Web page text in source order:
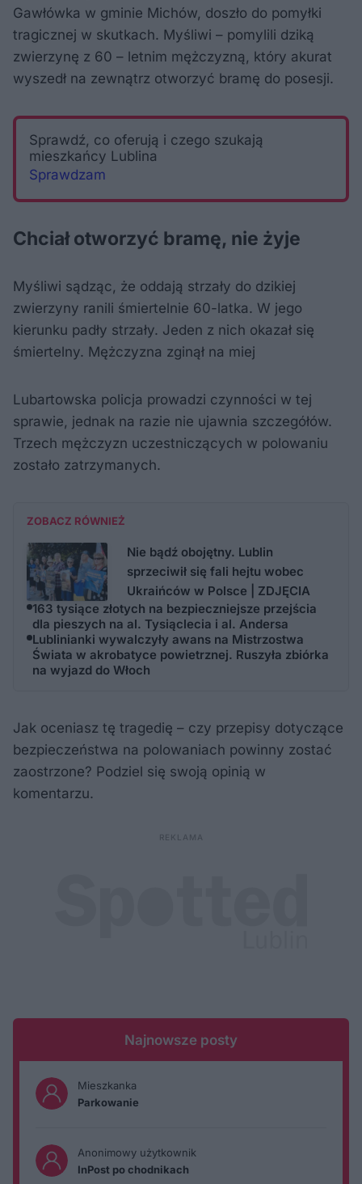
Gawłówka w gminie Michów, doszło do pomyłki
tragicznej w skutkach. Myśliwi – pomylili dziką
zwierzynę z 60 – letnim mężczyzną, który akurat
wyszedł na zewnątrz otworzyć bramę do posesji.
Sprawdź, co oferują i czego szukają
mieszkańcy Lublina
Sprawdzam
Chciał otworzyć bramę, nie żyje
Myśliwi sądząc, że oddają strzały do dzikiej
zwierzyny ranili śmiertelnie 60-latka. W jego
kierunku padły strzały. Jeden z nich okazał się
śmiertelny. Mężczyzna zginął na miej
Lubartowska policja prowadzi czynności w tej
sprawie, jednak na razie nie ujawnia szczegółów.
Trzech mężczyzn uczestniczących w polowaniu
zostało zatrzymanych.
ZOBACZ RÓWNIEŻ
Nie bądź obojętny. Lublin
sprzeciwił się fali hejtu wobec
Ukraińców w Polsce | ZDJĘCIA
163 tysiące złotych na bezpieczniejsze przejścia
dla pieszych na al. Tysiąclecia i al. Andersa
Lublinianki wywalczyły awans na Mistrzostwa
Świata w akrobatyce powietrznej. Ruszyła zbiórka
na wyjazd do Włoch
Jak oceniasz tę tragedię – czy przepisy dotyczące
bezpieczeństwa na polowaniach powinny zostać
zaostrzone? Podziel się swoją opinią w
komentarzu.
Najnowsze posty
Mieszkanka
Parkowanie
Anonimowy użytkownik
InPost po chodnikach